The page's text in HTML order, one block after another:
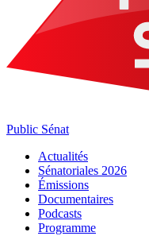
Public Sénat
Actualités
Sénatoriales 2026
Émissions
Documentaires
Podcasts
Programme